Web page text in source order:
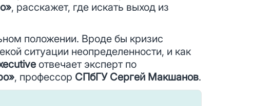
, расскажет, где искать выход из
положении. Вроде бы кризис
ситуации неопределенности, и как
отвечает эксперт по
, профессор СПбГУ Сергей Макшанов.